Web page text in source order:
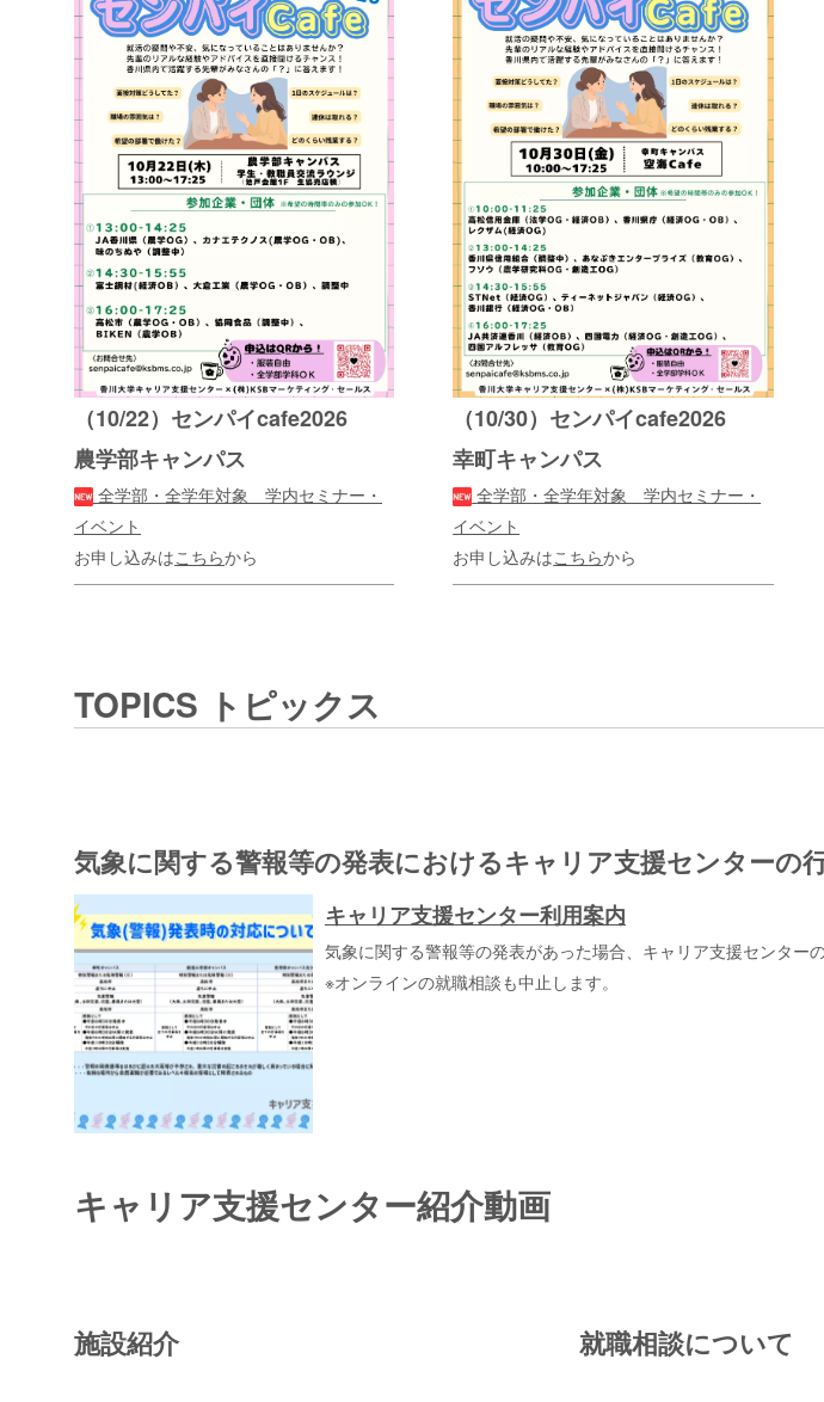
（10/22）センパイcafe2026
農学部キャンパス
全学部・全学年対象 学内セミナー・
イベント
お申し込みはこちらから
（10/30）センパイcafe2026
幸町キャンパス
全学部・全学年対象 学内セミナー・
イベント
お申し込みはこちらから
TOPICS トピックス
気象に関する警報等の発表におけるキャリア支援センターの
キャリア支援センター利用案内
気象に関する警報等の発表があった場合、キャリア支援センター
※オンラインの就職相談も中止します。
キャリア支援センター紹介動画
施設紹介 就職相談について